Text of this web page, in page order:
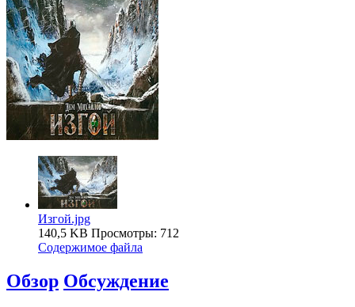
Изгой.jpg
140,5 KB Просмотры: 712
Содержимое файла
Обзор Обсуждение